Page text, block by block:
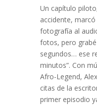
Un capítulo
accidente,
fotografía al
fotos, pero
segundos… ese
minutos”. Con
Afro-Legend,
citas de la
primer episodio